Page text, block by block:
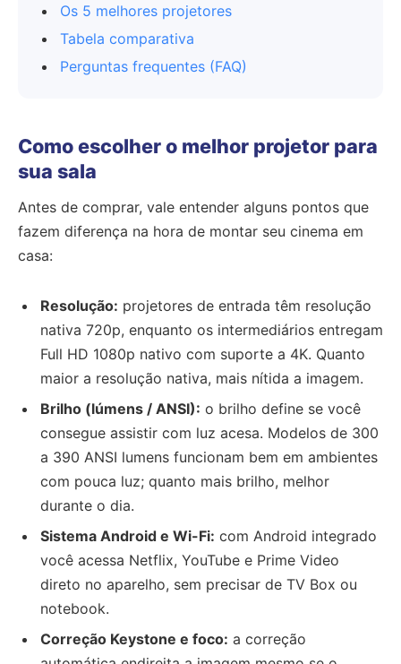
Os 5 melhores projetores
Tabela comparativa
Perguntas frequentes (FAQ)
Como escolher o melhor projetor para
sua sala
Antes de comprar, vale entender alguns pontos que
fazem diferença na hora de montar seu cinema em
casa:
Resolução: projetores de entrada têm resolução
nativa 720p, enquanto os intermediários entregam
Full HD 1080p nativo com suporte a 4K. Quanto
maior a resolução nativa, mais nítida a imagem.
Brilho (lúmens / ANSI): o brilho define se você
consegue assistir com luz acesa. Modelos de 300
a 390 ANSI lumens funcionam bem em ambientes
com pouca luz; quanto mais brilho, melhor
durante o dia.
Sistema Android e Wi-Fi: com Android integrado
você acessa Netflix, YouTube e Prime Video
direto no aparelho, sem precisar de TV Box ou
notebook.
Correção Keystone e foco: a correção